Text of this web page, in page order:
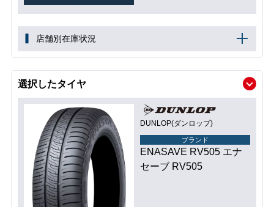
店舗別在庫状況
選択したタイヤ
DUNLOP(ダンロップ)
ブランド
ENASAVE RV505 エナ
セーブ RV505